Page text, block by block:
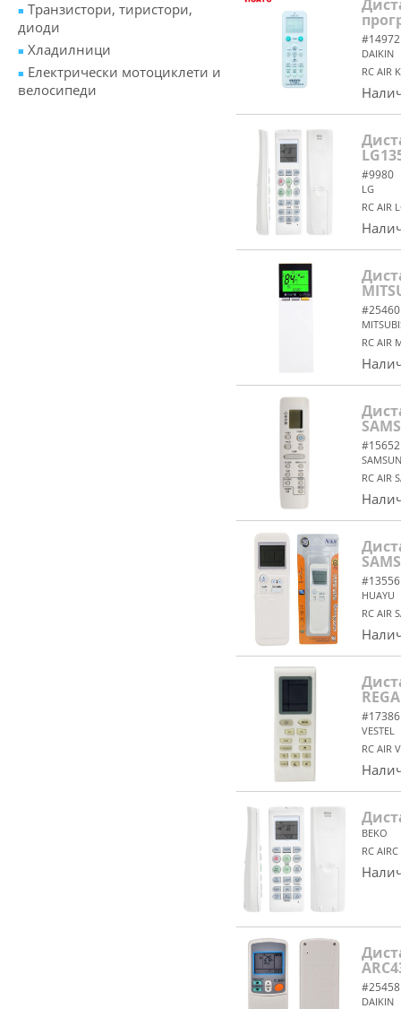
Транзистори, тиристори,
диоди
Хладилници
Електрически мотоциклети и
велосипеди
#14972
DAIKIN
RC AIR
#9980
LG
RC AIR
#25460
RC AIR
#15652
RC AIR
#13556
HUAYU
RC AIR
#17386
VESTEL
RC AIR
BEKO
RC
#25458
DAIKIN